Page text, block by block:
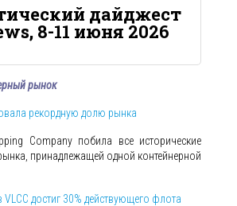
дайджест
8-11 июня 2026
рынок
рекордную долю рынка
Company побила все исторические
принадлежащей одной контейнерной
достиг 30% действующего флота